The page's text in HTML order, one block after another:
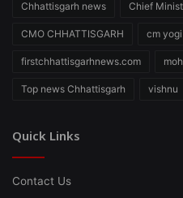
Chhattisgarh news Chief
CMO CHHATTISGARH cm yogi
firstchhattisgarhnews.com
Top news Chhattisgarh vishnu
Quick Links
Contact Us